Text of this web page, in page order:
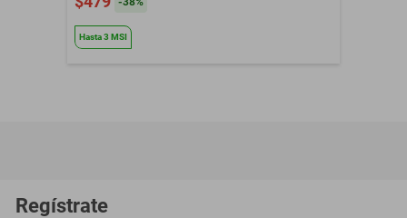
Hasta3 MSI
Regístrate